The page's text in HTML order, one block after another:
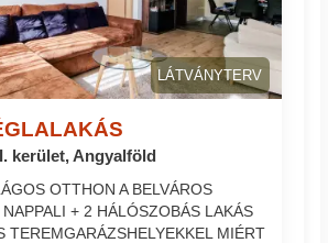
LÁTVÁNYTERV
kerület, Angyalföld
OTTHON A BELVÁROS
+ 2 HÁLÓSZOBÁS LAKÁS
TEREMGARÁZSHELYEKKEL MIÉRT